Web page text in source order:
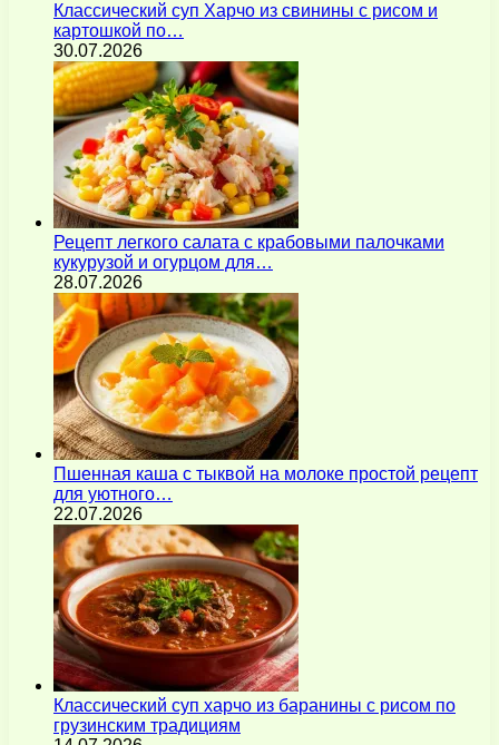
Классический суп Харчо из свинины с рисом и
картошкой по…
30.07.2026
Рецепт легкого салата с крабовыми палочками
кукурузой и огурцом для…
28.07.2026
Пшенная каша с тыквой на молоке простой рецепт
для уютного…
22.07.2026
Классический суп харчо из баранины с рисом по
грузинским традициям